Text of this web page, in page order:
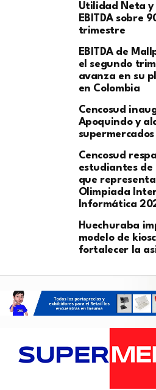
Utilidad Neta
EBITDA sobre
trimestre
EBITDA de
el segundo
avanza en su
en Colombia
Cencosud
Apoquindo y
Cencosud
estudiantes de
que
Olimpiada
Informática
Huechuraba
modelo de
fortalecer la